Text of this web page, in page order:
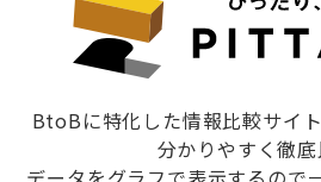
BtoBに特化した情報比較サイ
分かりやすく徹底